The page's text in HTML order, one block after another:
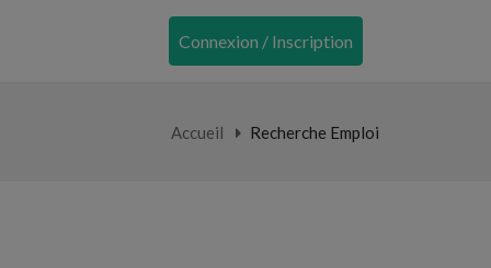
Connexion / Inscription
Accueil Recherche Emploi